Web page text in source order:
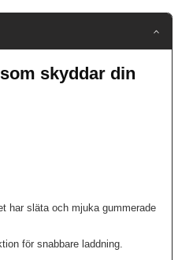
skyddar din
har släta och mjuka gummerade
för snabbare laddning.